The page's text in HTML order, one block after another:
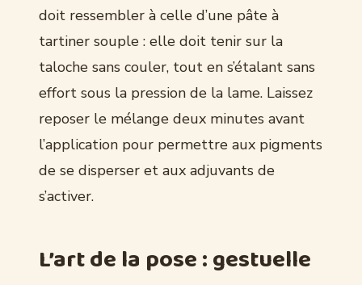
doit ressembler à celle d’une pâte à
tartiner souple : elle doit tenir sur la
taloche sans couler, tout en s’étalant sans
effort sous la pression de la lame. Laissez
reposer le mélange deux minutes avant
l’application pour permettre aux pigments
de se disperser et aux adjuvants de
s’activer.
L’art de la pose : gestuelle